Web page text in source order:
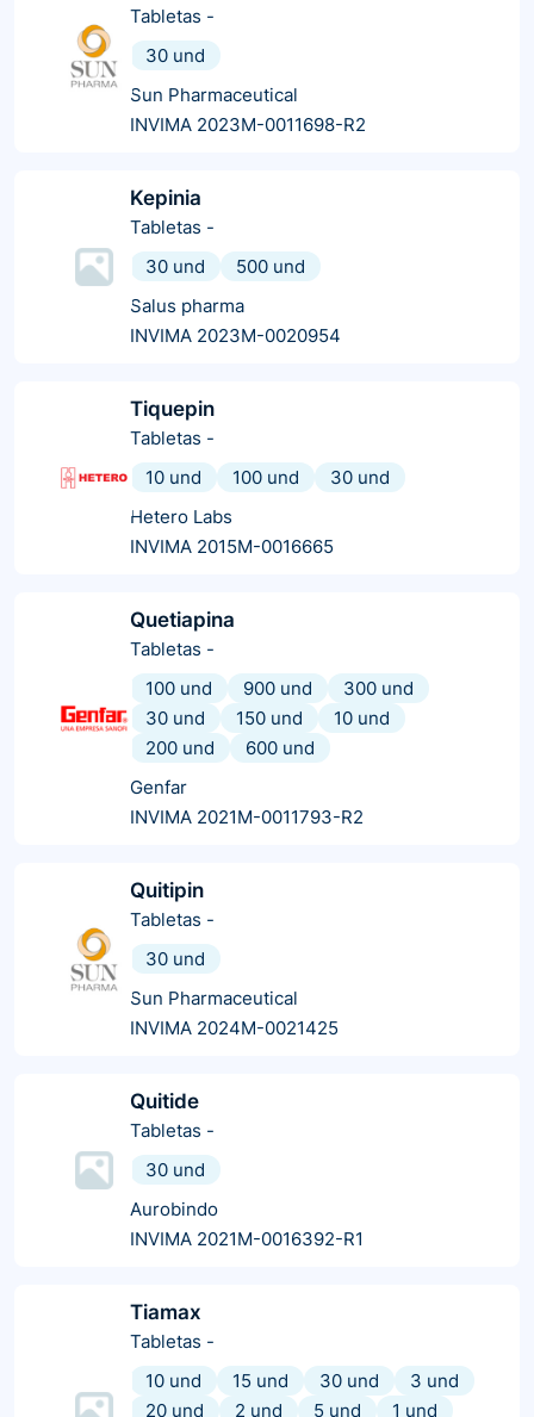
Tabletas -
30 und
Sun Pharmaceutical
INVIMA 2023M-0011698-R2
Kepinia
Tabletas -
30 und
500 und
Salus pharma
INVIMA 2023M-0020954
Tiquepin
Tabletas -
10 und
100 und
30 und
Hetero Labs
INVIMA 2015M-0016665
Quetiapina
Tabletas -
100 und
900 und
300 und
30 und
150 und
10 und
200 und
600 und
Genfar
INVIMA 2021M-0011793-R2
Quitipin
Tabletas -
30 und
Sun Pharmaceutical
INVIMA 2024M-0021425
Quitide
Tabletas -
30 und
Aurobindo
INVIMA 2021M-0016392-R1
Tiamax
Tabletas -
10 und
15 und 30 und
3 und
20 und
2 und 5 und 1 und